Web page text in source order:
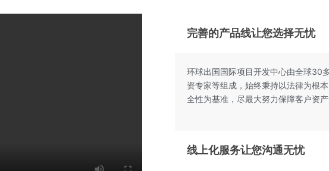
完善的产品线让您选择无忧
环球出国国际项目开发中心由全球30
资专家等组成，始终秉持以法律为根
全性为基准，尽最大努力保障客户资
线上化服务让您沟通无忧